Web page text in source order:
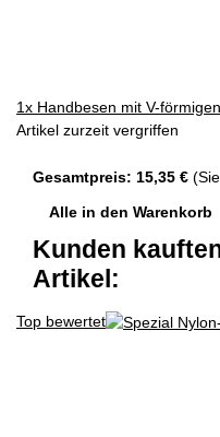
1x Handbesen mit V-
Artikel zurzeit vergriffen
Gesamtpreis: 15,35 €
Alle in den Warenkorb
Kunden
Artikel:
Top bewertet